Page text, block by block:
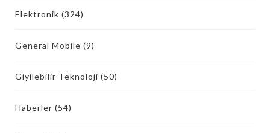
Elektronik (324)
General Mobile (9)
Giyilebilir Teknoloji (50)
Haberler (54)